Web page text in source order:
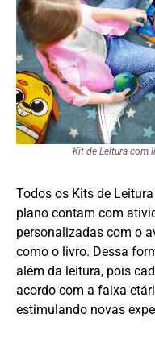
Kit de Leitura com
Todos os Kits de
plano contam com
personalizadas com o
como o livro. Dessa
além da leitura, pois
acordo com a faixa
estimulando novas